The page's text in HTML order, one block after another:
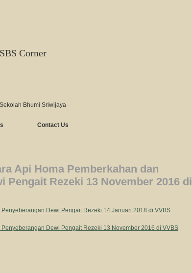
Corner
Bhumi Sriwijaya
Contact Us
Api Homa Pemberkahan dan
Pengait Rezeki 13 November 2016 di
Dewi Pengait Rezeki 14 Januari 2018 di VVBS
Dewi Pengait Rezeki 13 November 2016 di VVBS